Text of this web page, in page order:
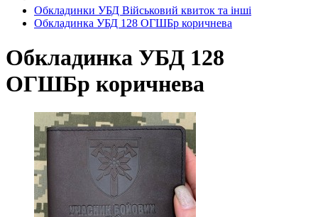
Обкладинки УБД Військовий квиток та інші
Обкладинка УБД 128 ОГШБр коричнева
Обкладинка УБД 128
ОГШБр коричнева